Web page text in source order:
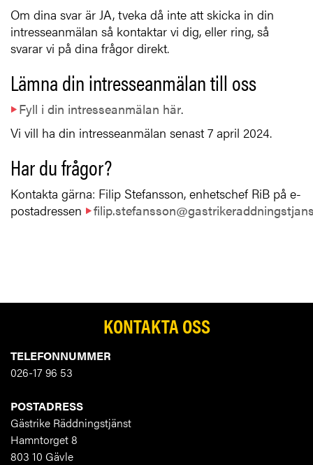
Om dina svar är JA, tveka då inte att skicka in din
intresseanmälan så kontaktar vi dig, eller ring, så
svarar vi på dina frågor direkt.
Lämna din intresseanmälan till oss
Fyll i din intresseanmälan här.
Vi vill ha din intresseanmälan senast 7 april 2024.
Har du frågor?
Kontakta gärna: Filip Stefansson, enhetschef RiB på e-
postadressen
KONTAKTA OSS
TELEFONNUMMER
026-17 96 53
POSTADRESS
Gästrike Räddningstjänst
Hamntorget 8
803 10 Gävle